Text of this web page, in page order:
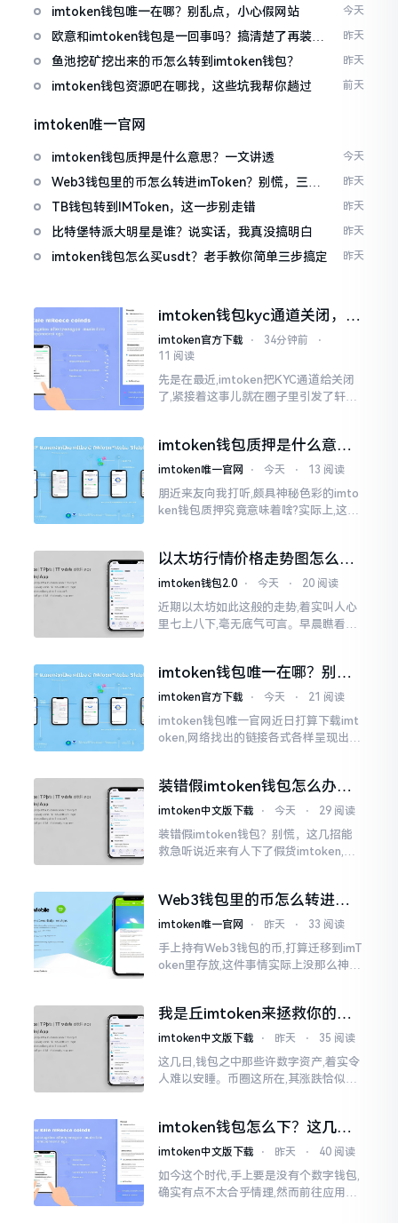
imtoken钱包唯一在哪？别乱点，小心假网站 今天
欧意和imtoken钱包是一回事吗？搞清楚了再装钱
包
昨天
鱼池挖矿挖出来的币怎么转到imtoken钱包？ 昨天
imtoken钱包资源吧在哪找，这些坑我帮你趟过 前天
imtoken唯一官网
imtoken钱包质押是什么意思？一文讲透 今天
Web3钱包里的币怎么转进imToken？别慌，三步
搞定
昨天
TB钱包转到IMToken，这一步别走错 昨天
比特堡特派大明星是谁？说实话，我真没搞明白 昨天
imtoken钱包怎么买usdt？老手教你简单三步搞定 昨天
imtoken钱包kyc通道关闭，你
的资产咋办？
imtoken官方下载 ⋅ 34分钟前
⋅
11 阅读
先是在最近,imtoken把KYC通道给关闭
了,紧接着这事儿就在圈子里引发了轩然
imtoken钱包质押是什么意
思？一文讲透
imtoken唯一官网 ⋅ 今天 ⋅ 13 阅读
朋近来友向我打听,颇具神秘色彩的imto
ken钱包质押究竟意味着啥?实际上,这一
以太坊行情价格走势图怎么看
才不亏钱
imtoken钱包2.0 ⋅ 今天 ⋅ 20 阅读
近期以太坊如此这般的走势,着实叫人心
里七上八下,毫无底气可言。早晨瞧看之
得让人心里直冒慌意。
imtoken钱包唯一在哪？别乱
点，小心假网站
imtoken官方下载 ⋅ 今天 ⋅ 21 阅读
imtoken钱包唯一官网近日打算下载imt
oken,网络找出的链接各式各样呈现出乱
直忐忑不安。我折腾了好些日子
装错假imtoken钱包怎么办？
别慌，快卸载，这几招能救急
imtoken中文版下载 ⋅ 今天 ⋅ 29 阅读
装错假imtoken钱包？别慌，这几招能
救急听说近来有人下了假货imtoken,心
是陷阱。
Web3钱包里的币怎么转进
imToken？别慌，三步搞定
imtoken唯一官网 ⋅ 昨天 ⋅ 33 阅读
手上持有Web3钱包的币,打算迁移到imT
oken里存放,这件事情实际上没那么神秘
我是丘imtoken来拯救你的钱
包
imtoken中文版下载 ⋅ 昨天 ⋅ 35 阅读
这几日,钱包之中那些许数字资产,着实令
人难以安睡。币圈这所在,其涨跌恰似翻
堆币
imtoken钱包怎么下？这几种
靠谱路子别走歪
imtoken中文版下载 ⋅ 昨天 ⋅ 40 阅读
如今这个时代,手上要是没有个数字钱包,
确实有点不太合乎情理,然而前往应用商